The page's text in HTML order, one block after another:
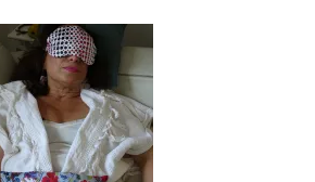
options
peuvent
être
sur
la
page
du
produit